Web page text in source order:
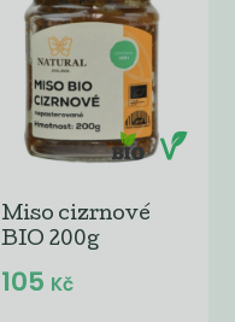
Miso cizrnové
BIO 200g
105 Kč